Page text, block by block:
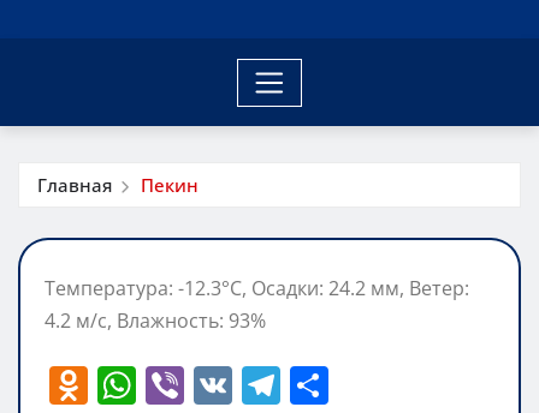
Главная Пекин
Температура: -12.3°C, Осадки: 24.2 мм, Ветер:
4.2 м/с, Влажность: 93%
O W Vi V T